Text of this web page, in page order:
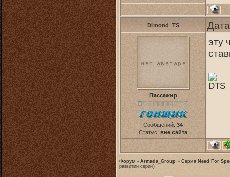
Dimond_TS
Пассажир
Сообщений: 34
Статус: вне сайта
эту
DTS
Форум - Armada_Group » Серия Need For
развитии серии)